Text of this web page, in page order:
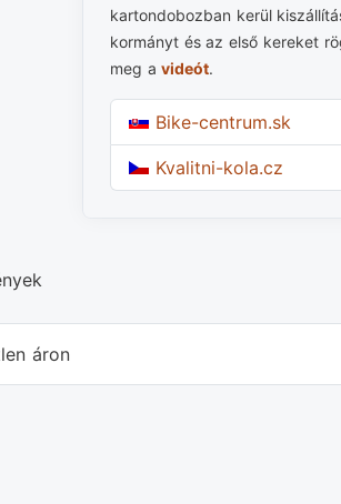
kartondobozban kerül
kormányt és az első kereket
meg avideót.
Bike-centrum.sk
Kvalitni-kola.cz
áron